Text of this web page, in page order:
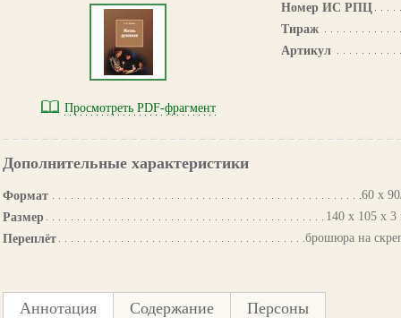
Просмотреть PDF-фрагмент
Номер ИС РПЦ
Тираж
Артикул
Дополнительные характеристики
Формат
60 х
Размер
140 х 105 х
Переплёт
брошюра на
Аннотация Содержание Персоны